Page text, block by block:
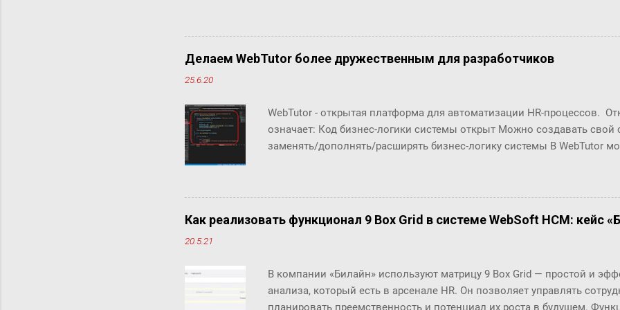
Делаем WebTutor более дружественным для разработчиков
25.6.20
WebTutor - открытая платформа для автоматизации HR-процессов.
означает: Код бизнес-логики системы открыт Можно создавать
заменять/дополнять/расширять бизнес-логику системы В WebTutor
теряя возможности обновлять версии и получать техническую
можно дорабатывать и разрабатывать "с нуля": Шаблоны
скриптов Настройки маршрутов согласований (Workflows)
Аналитические отчёты ... Чтобы эти доработки были возможны, в
были не особенно удобны разработчикам по двум основным
объекты (шаблоны, процедуры, ...) и их код нужно было в п...
Как реализовать функционал 9 Box Grid в системе WebSoft HCM: кейс
20.5.21
В компании «Билайн» используют матрицу 9 Box Grid — простой и
анализа, который есть в арсенале HR. Он позволяет управлять
планировать преемственность и потенциал их роста в будущем.